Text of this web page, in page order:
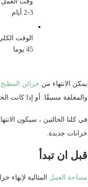
2-3 أيام
الوقت
45 يوما
يمكن الانتهاء من خزائن المطبخ
والمغلفة مسبقًا. أو إذا كانت
في كلتا الحالتين ، سيكون
خزانات جديدة.
قبل ان تبدأ
مساحة العمل المثالية